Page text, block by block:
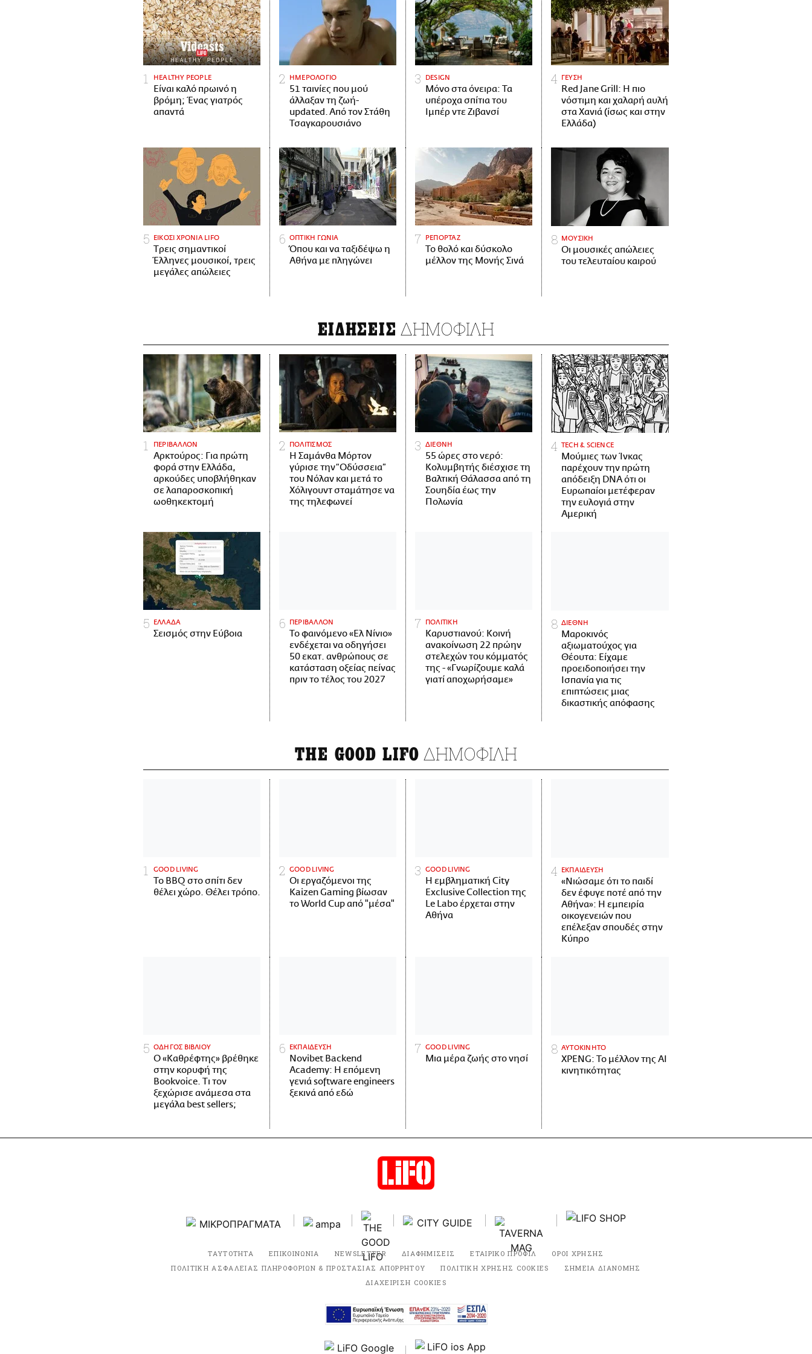
HEALTHY PEOPLE
Είναι καλό πρωινό η
βρόμη; Ένας γιατρός
απαντά
ΗΜΕΡΟΛΟΓΙΟ
51 ταινίες που μού
άλλαξαν τη ζωή-
updated. Aπό τον Στάθη
Τσαγκαρουσιάνο
DESIGN
Μόνο στα όνειρα: Τα
υπέροχα σπίτια του
Ιμπέρ ντε Ζιβανσί
ΓΕΥΣΗ
Red Jane Grill: Η πιο
νόστιμη και χαλαρή αυλή
στα Χανιά (ίσως και στην
Ελλάδα)
ΕΙΚΟΣΙ ΧΡΟΝΙΑ LIFO
Tρεις σημαντικοί
Έλληνες μουσικοί, τρεις
μεγάλες απώλειες
ΟΠΤΙΚΗ ΓΩΝΙΑ
Όπου και να ταξιδέψω η
Αθήνα με πληγώνει
ΡΕΠΟΡΤΑΖ
Το θολό και δύσκολο
μέλλον της Μονής Σινά
ΜΟΥΣΙΚΗ
Οι μουσικές απώλειες
του τελευταίου καιρού
ΕΙΔΗΣΕΙΣ ΔΗΜΟΦΙΛΗ
ΠΕΡΙΒΑΛΛΟΝ
Αρκτούρος: Για πρώτη
φορά στην Ελλάδα,
αρκούδες υποβλήθηκαν
σε λαπαροσκοπική
ωοθηκεκτομή
ΠΟΛΙΤΙΣΜΟΣ
Η Σαμάνθα Μόρτον
γύρισε την “Οδύσσεια”
του Νόλαν και μετά το
Χόλιγουντ σταμάτησε να
της τηλεφωνεί
ΔΙΕΘΝΗ
55 ώρες στο νερό:
Κολυμβητής διέσχισε τη
Βαλτική Θάλασσα από τη
Σουηδία έως την
Πολωνία
ΤECH & SCIENCE
Μούμιες των Ίνκας
παρέχουν την πρώτη
απόδειξη DNA ότι οι
Ευρωπαίοι μετέφεραν
την ευλογιά στην
Αμερική
ΕΛΛΑΔΑ
Σεισμός στην Εύβοια
ΠΕΡΙΒΑΛΛΟΝ
Το φαινόμενο «Ελ Νίνιο»
ενδέχεται να οδηγήσει
50 εκατ. ανθρώπους σε
κατάσταση οξείας πείνας
πριν το τέλος του 2027
ΠΟΛΙΤΙΚΗ
Καρυστιανού: Κοινή
ανακοίνωση 22 πρώην
στελεχών του κόμματός
της - «Γνωρίζουμε καλά
γιατί αποχωρήσαμε»
ΔΙΕΘΝΗ
Μαροκινός
αξιωματούχος για
Θέουτα: Είχαμε
προειδοποιήσει την
Ισπανία για τις
επιπτώσεις μιας
δικαστικής απόφασης
THE GOOD LIFO ΔΗΜΟΦΙΛΗ
GOOD LIVING
Το BBQ στο σπίτι δεν
θέλει χώρο. Θέλει τρόπο.
GOOD LIVING
Οι εργαζόμενοι της
Kaizen Gaming βίωσαν
το World Cup από "μέσα"
GOOD LIVING
Η εμβληματική City
Exclusive Collection της
Le Labo έρχεται στην
Αθήνα
ΕΚΠΑΙΔΕΥΣΗ
«Νιώσαμε ότι το παιδί
δεν έφυγε ποτέ από την
Αθήνα»: Η εμπειρία
οικογενειών που
επέλεξαν σπουδές στην
Κύπρο
ΟΔΗΓΟΣ ΒΙΒΛΙΟΥ
Ο «Καθρέφτης» βρέθηκε
στην κορυφή της
Bookvoice. Τι τον
ξεχώρισε ανάμεσα στα
μεγάλα best sellers;
ΕΚΠΑΙΔΕΥΣΗ
Novibet Backend
Academy: Η επόμενη
γενιά software engineers
ξεκινά από εδώ
GOOD LIVING
Μια μέρα ζωής στο νησί
ΑΥΤΟΚΙΝΗΤΟ
XPENG: Το μέλλον της AI
κινητικότητας
ΤΑΥΤΟΤΗΤΑ ΕΠΙΚΟΙΝΩΝΙΑ NEWSLETTER ΔΙΑΦΗΜΙΣΕΙΣ ΕΤΑΙΡΙΚΟ ΠΡΟΦΙΛ
ΟΡΟΙ ΧΡΗΣΗΣ
ΠΟΛΙΤΙΚΗ ΑΣΦΑΛΕΙΑΣ ΠΛΗΡΟΦΟΡΙΩΝ & ΠΡΟΣΤΑΣΙΑΣ ΑΠΟΡΡΗΤΟΥ
ΠΟΛΙΤΙΚΗ ΧΡΗΣΗΣ COOKIES
ΣΗΜΕΙΑ ΔΙΑΝΟΜΗΣ
ΔΙΑΧΕΙΡΙΣΗ COOKIES